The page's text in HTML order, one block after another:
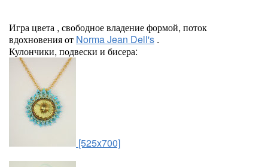
Игра цвета , свободное владение формой, поток
вдохновения от Norma Jean Dell's .
Кулончики, подвески и бисера:
[525x700]